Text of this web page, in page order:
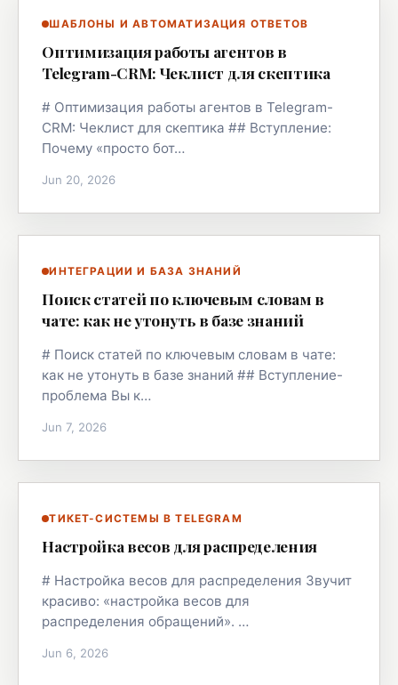
ШАБЛОНЫ И АВТОМАТИЗАЦИЯ ОТВЕТОВ
Оптимизация работы агентов в
Telegram-CRM: Чеклист для скептика
# Оптимизация работы агентов в Telegram-
CRM: Чеклист для скептика ## Вступление:
Почему «просто бот…
Jun 20, 2026
ИНТЕГРАЦИИ И БАЗА ЗНАНИЙ
Поиск статей по ключевым словам в
чате: как не утонуть в базе знаний
# Поиск статей по ключевым словам в чате:
как не утонуть в базе знаний ## Вступление-
проблема Вы к…
Jun 7, 2026
ТИКЕТ-СИСТЕМЫ В TELEGRAM
Настройка весов для распределения
# Настройка весов для распределения Звучит
красиво: «настройка весов для
распределения обращений». …
Jun 6, 2026